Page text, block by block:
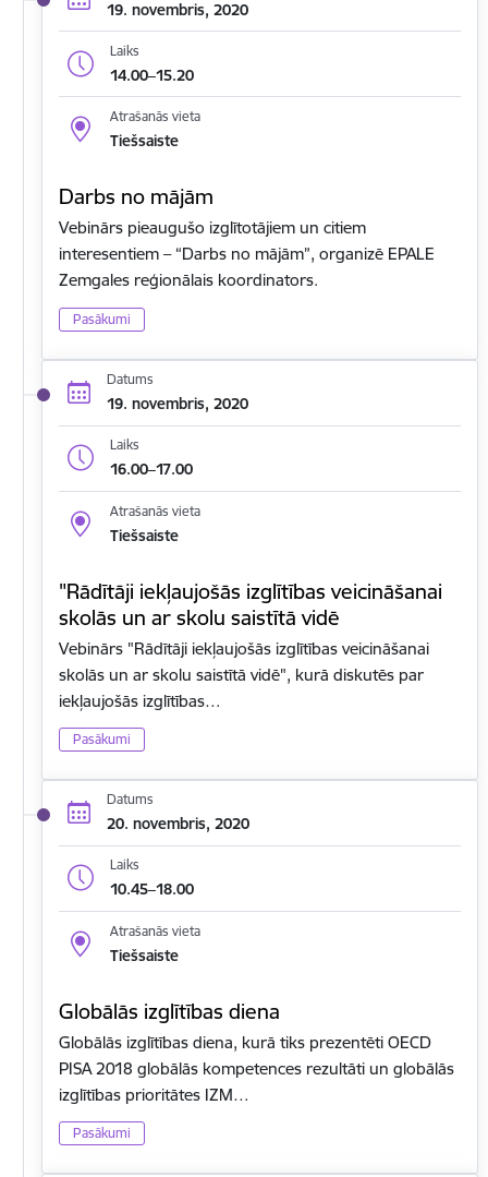
19. novembris, 2020
Laiks
14.00–15.20
Atrašanās vieta
Tiešsaiste
Darbs no mājām
Vebinārs pieaugušo izglītotājiem un citiem
interesentiem – “Darbs no mājām”, organizē EPALE
Zemgales reģionālais koordinators.
Pasākumi
Datums
19. novembris, 2020
Laiks
16.00–17.00
Atrašanās vieta
Tiešsaiste
"Rādītāji iekļaujošās izglītības veicināšanai
skolās un ar skolu saistītā vidē
Vebinārs "Rādītāji iekļaujošās izglītības veicināšanai
skolās un ar skolu saistītā vidē", kurā diskutēs par
iekļaujošās izglītības…
Pasākumi
Datums
20. novembris, 2020
Laiks
10.45–18.00
Atrašanās vieta
Tiešsaiste
Globālās izglītības diena
Globālās izglītības diena, kurā tiks prezentēti OECD
PISA 2018 globālās kompetences rezultāti un globālās
izglītības prioritātes IZM…
Pasākumi